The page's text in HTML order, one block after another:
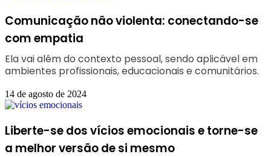
Comunicação não violenta: conectando-se
com empatia
Ela vai além do contexto pessoal, sendo aplicável em
ambientes profissionais, educacionais e comunitários.
14 de agosto de 2024
Liberte-se dos vícios emocionais e torne-se
a melhor versão de si mesmo